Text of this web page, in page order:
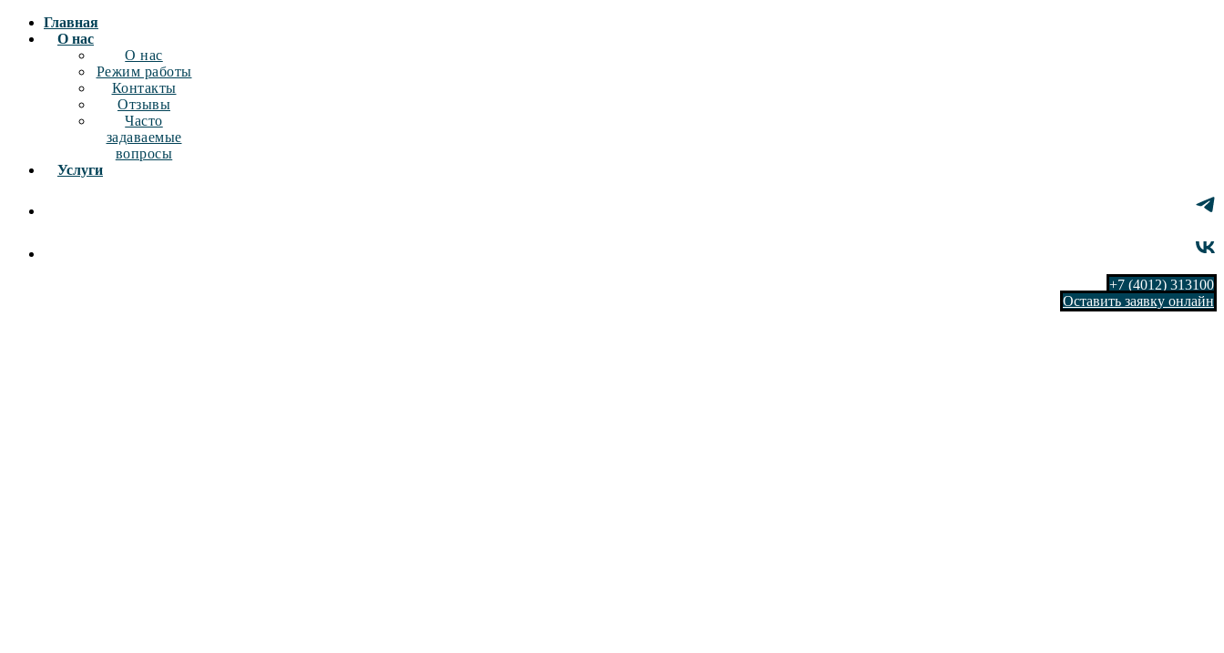
Главная
О нас
О нас
Режим работы
Контакты
Отзывы
Часто
задаваемые
вопросы
Услуги
+7 (4012) 313100
Оставить заявку онлайн